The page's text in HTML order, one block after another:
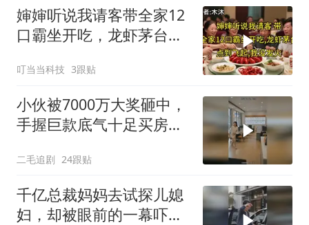
婶婶听说我请客带全家12
口霸坐开吃，龙虾茅台点
叮当当科技 3跟贴
小伙被7000万大奖砸中，
手握巨款底气十足买房不
二毛追剧 24跟贴
千亿总裁妈妈去试探儿媳
妇，却被眼前的一幕吓傻